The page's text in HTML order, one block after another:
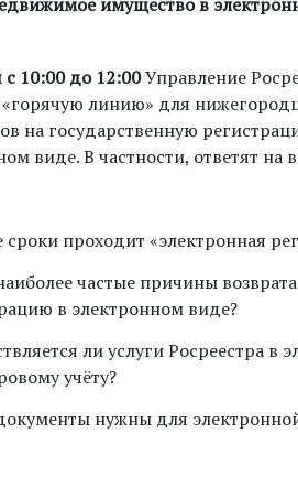
с 10:00 до 12:00Управление
«горячую линию» для
на государственную
виде. В частности, ответят на
сроки проходит «электронная
частые причины
в электронном виде?
ли услуги Росреестра в
учёту?
нужны для